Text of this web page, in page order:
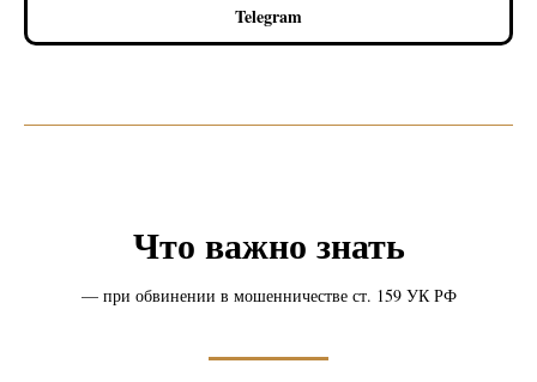
Telegram
Что важно знать
— при обвинении в мошенничестве ст. 159 УК РФ